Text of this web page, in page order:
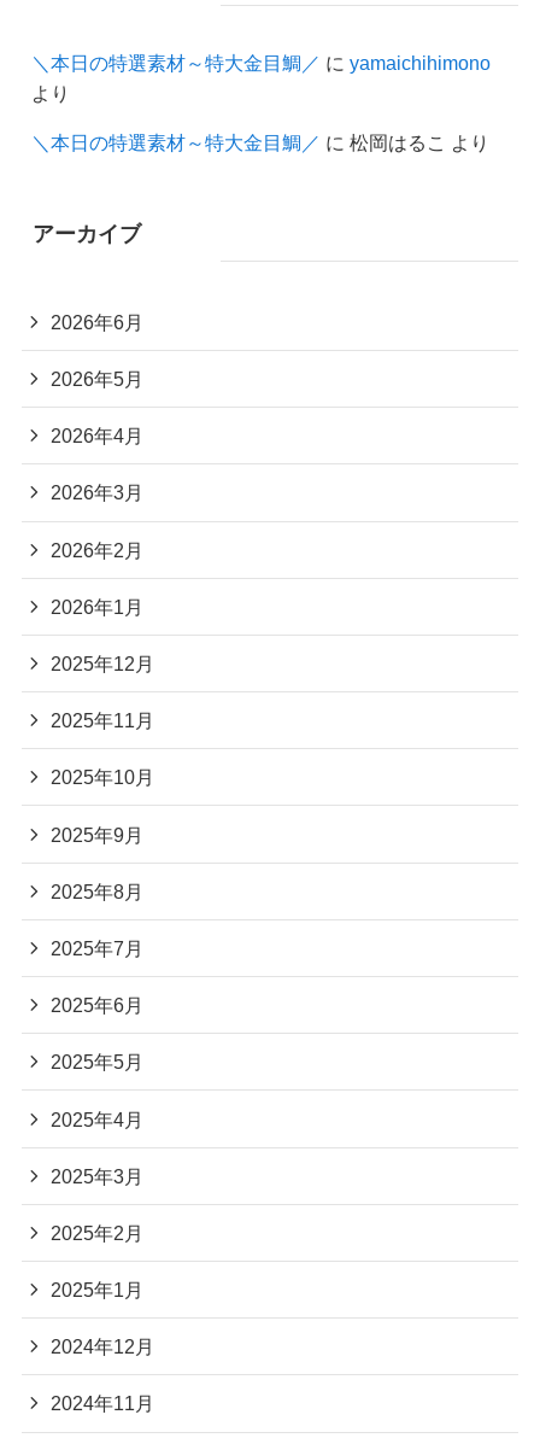
＼本日の特選素材～特大金目鯛／ に yamaichihimono
より
＼本日の特選素材～特大金目鯛／ に 松岡はるこ より
アーカイブ
2026年6月
2026年5月
2026年4月
2026年3月
2026年2月
2026年1月
2025年12月
2025年11月
2025年10月
2025年9月
2025年8月
2025年7月
2025年6月
2025年5月
2025年4月
2025年3月
2025年2月
2025年1月
2024年12月
2024年11月